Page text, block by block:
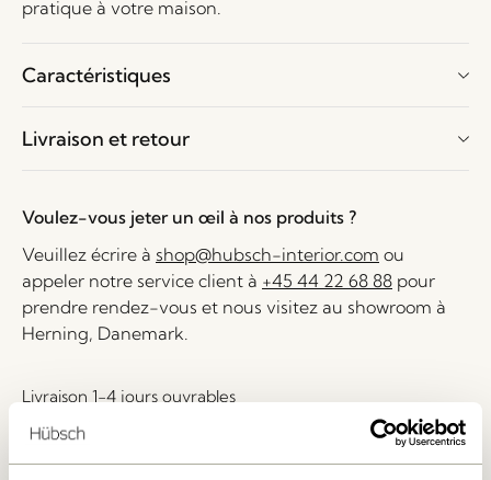
pratique à votre maison.
Caractéristiques
Livraison et retour
Voulez-vous jeter un œil à nos produits ?
Veuillez écrire à shop@hubsch-interior.com ou
appeler notre service client à +45 44 22 68 88 pour
prendre rendez-vous et nous visitez au showroom à
Herning, Danemark.
Livraison 1-4 jours ouvrables
Retour 30 jours